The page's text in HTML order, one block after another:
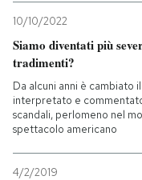
Scienza
Cultura
Economia
Sport
PODCAST
10/10/2022
Siamo diventati più
tradimenti?
Da alcuni anni è cambiato
interpretato e
scandali, perlomeno nel
spettacolo americano
4/2/2019